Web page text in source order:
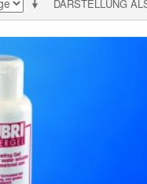
DARSTELLUNG